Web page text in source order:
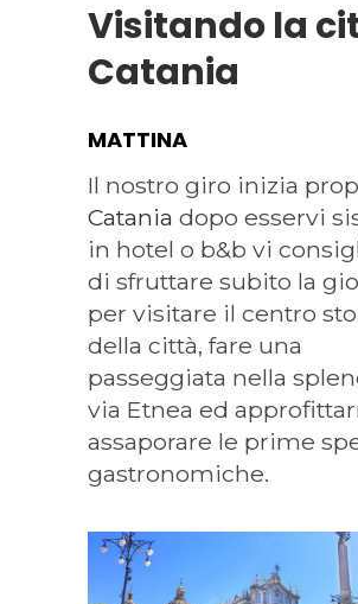
Visitando la
Catania
MATTINA
Il nostro giro inizia
Catania dopo esservi
in hotel o b&b vi
di sfruttare subito la
per visitare il centro
della città, fare una
passeggiata nella
via Etnea ed
assaporare le prime
gastronomiche.